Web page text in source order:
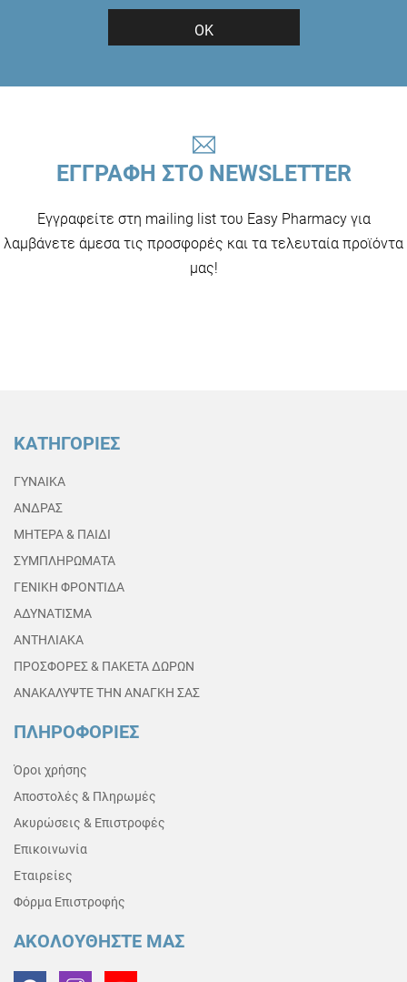
ΟΚ
ΕΓΓΡΑΦΗ ΣΤΟ NEWSLETTER
Εγγραφείτε στη mailing list του Easy Pharmacy για
λαμβάνετε άμεσα τις προσφορές και τα τελευταία προϊόντα
μας!
ΚΑΤΗΓΟΡΙΕΣ
ΓΥΝΑΙΚΑ
ΑΝΔΡΑΣ
ΜΗΤΕΡΑ & ΠΑΙΔΙ
ΣΥΜΠΛΗΡΩΜΑΤΑ
ΓΕΝΙΚΗ ΦΡΟΝΤΙΔΑ
ΑΔΥΝΑΤΙΣΜΑ
ΑΝΤΗΛΙΑΚΑ
ΠΡΟΣΦΟΡΕΣ & ΠΑΚΕΤΑ ΔΩΡΩΝ
ΑΝΑΚΑΛΥΨΤΕ ΤΗΝ ΑΝΑΓΚΗ ΣΑΣ
ΠΛΗΡΟΦΟΡΙΕΣ
Όροι χρήσης
Αποστολές & Πληρωμές
Ακυρώσεις & Επιστροφές
Επικοινωνία
Εταιρείες
Φόρμα Επιστροφής
ΑΚΟΛΟΥΘΗΣΤΕ ΜΑΣ